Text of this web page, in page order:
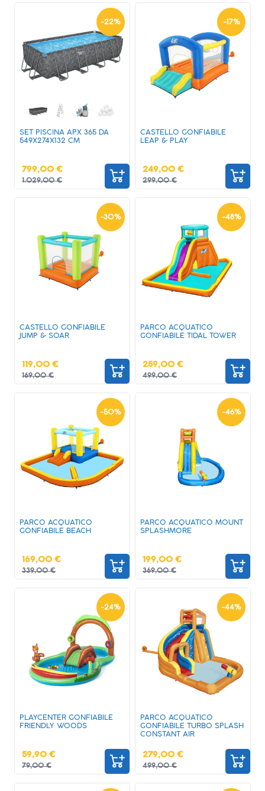
-22%
SET PISCINA APX 365 DA
549X274X132 CM
799,00 €
1.029,00 €
-17%
CASTELLO GONFIABILE
LEAP & PLAY
249,00 €
299,00 €
-30%
CASTELLO GONFIABILE
JUMP & SOAR
119,00 €
169,00 €
-48%
PARCO ACQUATICO
GONFIABILE TIDAL TOWER
259,00 €
499,00 €
-50%
PARCO ACQUATICO
GONFIABILE BEACH
169,00 €
339,00 €
-46%
PARCO ACQUATICO MOUNT
SPLASHMORE
199,00 €
369,00 €
-24%
PLAYCENTER GONFIABILE
FRIENDLY WOODS
59,90 €
79,00 €
-44%
PARCO ACQUATICO
GONFIABILE TURBO SPLASH
CONSTANT AIR
279,00 €
499,00 €